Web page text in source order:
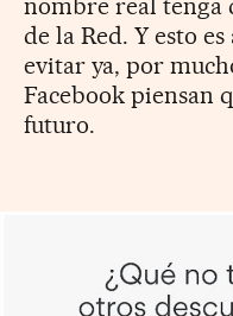
nombre real tenga
de la Red. Y esto
evitar ya, por
Facebook piensan
futuro.